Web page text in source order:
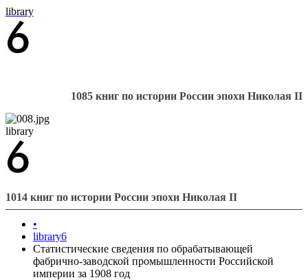
library
1085 книг по истории России эпохи Николая II
library
1014 книг по истории России эпохи Николая II
•
library6
Статистические сведения по обрабатывающей
фабрично-заводской промышленности Российской
империи за 1908 год